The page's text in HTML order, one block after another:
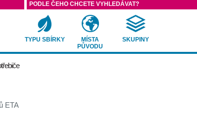
PODLE ČEHO CHCETE VYHLEDÁVAT?
TYPU SBÍRKY
MÍSTA
PŮVODU
SKUPINY
ETA